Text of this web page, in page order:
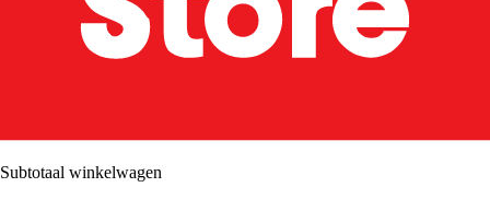
Subtotaal winkelwagen